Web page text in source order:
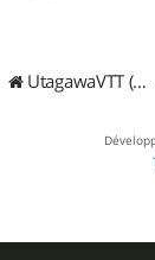
UtagawaVTT (Randos VTT et VTTAE avec traces GPS)